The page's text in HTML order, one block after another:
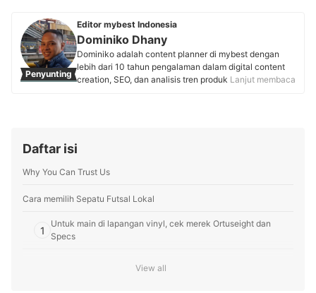
Penyunting
Editor mybest Indonesia
Dominiko Dhany
Dominiko adalah content planner di mybest dengan
lebih dari 10 tahun pengalaman dalam digital content
creation, SEO, dan analisis tren produk. Memulai karier
mybest.
Lanjut membaca
Daftar isi
Why You Can Trust Us
Cara memilih Sepatu Futsal Lokal
1
Untuk main di lapangan vinyl, cek merek Ortuseight dan
Specs
View all